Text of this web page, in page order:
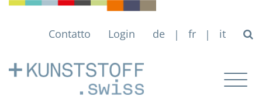
Contatto Login de | fr | it